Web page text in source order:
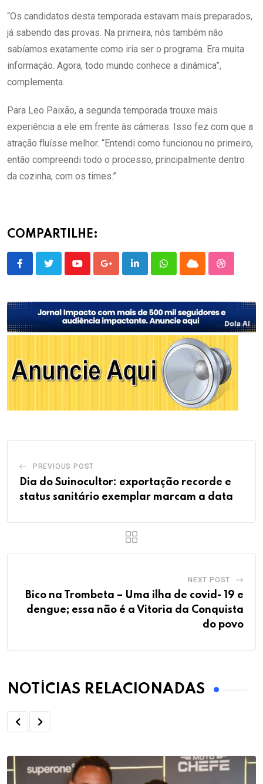
“Os candidatos desta temporada estavam mais preparados,
já sabendo das provas. Na primeira, nós também não
sabíamos exatamente como iria ser o programa. Era muita
informação. Agora, todo mundo conhece a dinâmica”,
complementa.
Para Leo Paixão, a segunda temporada trouxe mais
experiência a ele em frente às câmeras. Isso fez com que a
atração fluísse melhor. “Entendi como funcionou no primeiro,
então compreendi todo o processo, principalmente dentro
da cozinha, com os times.”
COMPARTILHE:
YoutubeGoogle+LinkedInWhatsappCloud
PREVIOUS POST
Dia do Suinocultor: exportação recorde e
status sanitário exemplar marcam a data
NEXT POST
Bico na Trombeta – Uma ilha de covid- 19 e
dengue; essa não é a Vitoria da Conquista
do povo
NOTÍCIAS RELACIONADAS